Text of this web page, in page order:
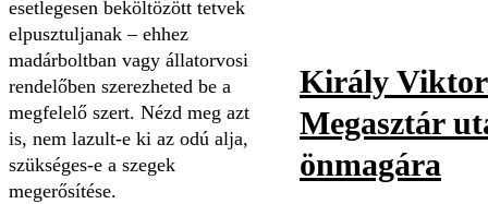
esetlegesen beköltözött tetvek
elpusztuljanak – ehhez
madárboltban vagy állatorvosi
rendelőben szerezheted be a
megfelelő szert. Nézd meg azt
is, nem lazult-e ki az odú alja,
szükséges-e a szegek
megerősítése.
Király Viktor
Megasztár
önmagára